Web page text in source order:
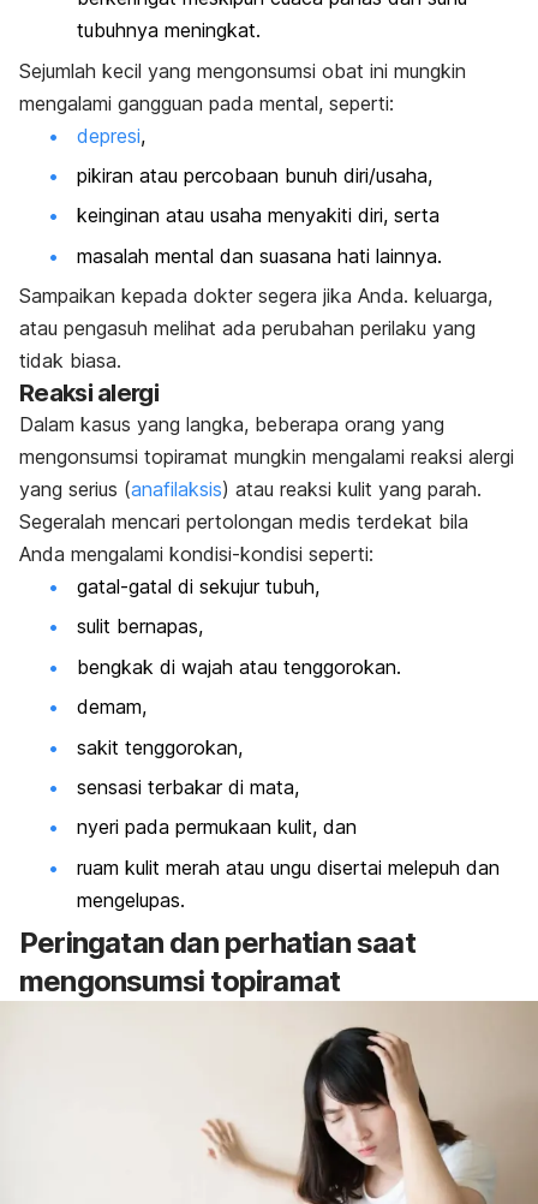
tubuhnya meningkat.
Sejumlah kecil yang mengonsumsi obat ini mungkin
mengalami gangguan pada mental, seperti:
depresi,
pikiran atau percobaan bunuh diri/usaha,
keinginan atau usaha menyakiti diri, serta
masalah mental dan suasana hati lainnya.
Sampaikan kepada dokter segera jika Anda. keluarga,
atau pengasuh melihat ada perubahan perilaku yang
tidak biasa.
Reaksi alergi
Dalam kasus yang langka, beberapa orang yang
mengonsumsi topiramat mungkin mengalami reaksi alergi
yang serius (anafilaksis) atau reaksi kulit yang parah.
Segeralah mencari pertolongan medis terdekat bila
Anda mengalami kondisi-kondisi seperti:
gatal-gatal di sekujur tubuh,
sulit bernapas,
bengkak di wajah atau tenggorokan.
demam,
sakit tenggorokan,
sensasi terbakar di mata,
nyeri pada permukaan kulit, dan
ruam kulit merah atau ungu disertai melepuh dan
mengelupas.
Peringatan dan perhatian saat
mengonsumsi topiramat